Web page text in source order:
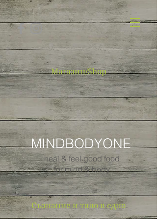
Магазин/Shop
MINDBODYONE
heal & feel good food
for mind & body
Съзнание и тяло в едно